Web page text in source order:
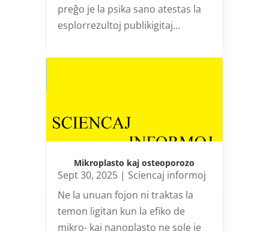
preĝo je la psika sano atestas la
esplorrezultoj publikigitaj...
Mikroplasto kaj osteoporozo
Sept 30, 2025| Sciencaj informoj
Ne la unuan fojon ni traktas la
temon ligitan kun la efiko de
mikro- kaj nanoplasto ne sole je